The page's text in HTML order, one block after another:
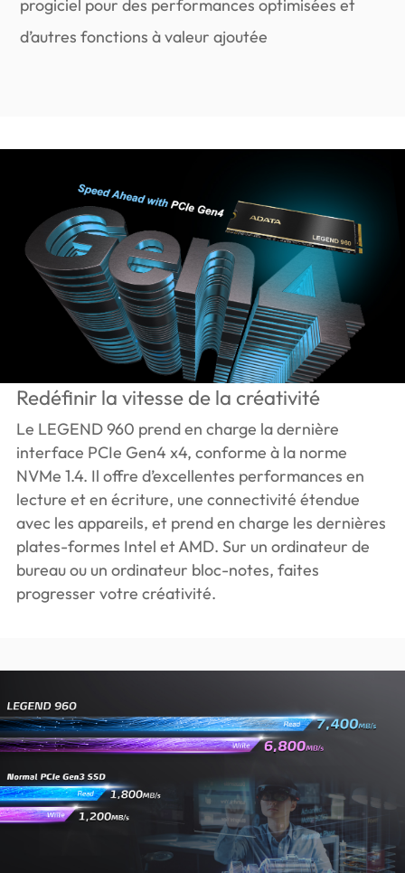
progiciel pour des performances optimisées et
d’autres fonctions à valeur ajoutée
Redéfinir la vitesse de la créativité
Le LEGEND 960 prend en charge la dernière
interface PCIe Gen4 x4, conforme à la norme
NVMe 1.4. Il offre d’excellentes performances en
lecture et en écriture, une connectivité étendue
avec les appareils, et prend en charge les dernières
plates-formes Intel et AMD. Sur un ordinateur de
bureau ou un ordinateur bloc-notes, faites
progresser votre créativité.